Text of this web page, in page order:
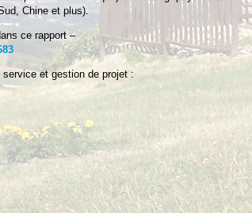
Chine et plus).
ce rapport –
et gestion de projet :